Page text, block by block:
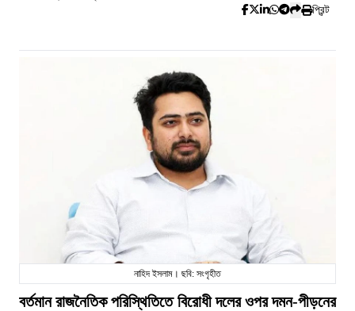
প্রিন্ট
নাহিদ ইসলাম। ছবি: সংগৃহীত
বর্তমান রাজনৈতিক পরিস্থিতিতে বিরোধী দলের ওপর দমন-পীড়নের